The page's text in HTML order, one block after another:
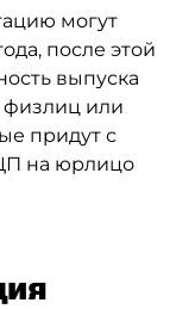
могут
после этой
выпуска
физлиц или
придут с
на юрлицо